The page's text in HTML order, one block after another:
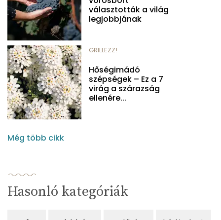
választották a világ
legjobbjának
GRILLEZZ!
Hőségimádó
szépségek – Ez a 7
virág a szárazság
ellenére...
Még több cikk
Hasonló kategóriák